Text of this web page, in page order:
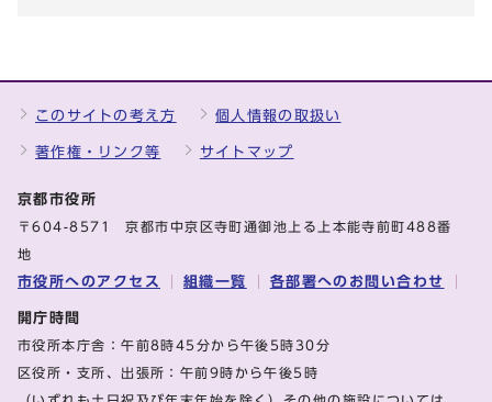
このサイトの考え方 個人情報の取扱い
著作権・リンク等 サイトマップ
京都市役所
〒604-8571 京都市中京区寺町通御池上る上本能寺前町488番
地
市役所へのアクセス 組織一覧 各部署へのお問い合わせ
開庁時間
市役所本庁舎：午前8時45分から午後5時30分
区役所・支所、出張所：午前9時から午後5時